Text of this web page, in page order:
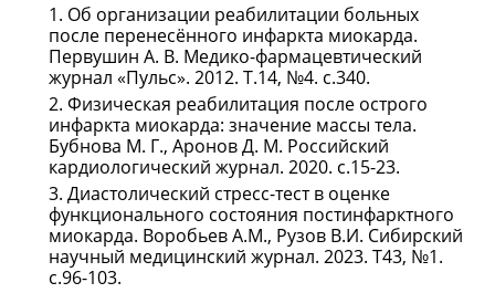
Об организации реабилитации больных
после перенесённого инфаркта миокарда.
Первушин А. В. Медико-фармацевтический
журнал «Пульс». 2012. Т.14, №4. с.340.
Физическая реабилитация после острого
инфаркта миокарда: значение массы тела.
Бубнова М. Г., Аронов Д. М. Российский
кардиологический журнал. 2020. с.15-23.
Диастолический стресс-тест в оценке
функционального состояния постинфарктного
миокарда. Воробьев А.М., Рузов В.И. Сибирский
научный медицинский журнал. 2023. Т43, №1.
с.96-103.